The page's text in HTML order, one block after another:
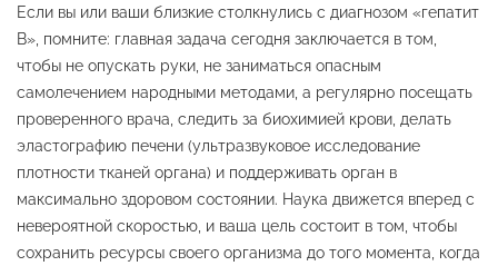
Если вы или ваши близкие столкнулись с диагнозом «гепатит
B», помните: главная задача сегодня заключается в том,
чтобы не опускать руки, не заниматься опасным
самолечением народными методами, а регулярно посещать
проверенного врача, следить за биохимией крови, делать
эластографию печени (ультразвуковое исследование
плотности тканей органа) и поддерживать орган в
максимально здоровом состоянии. Наука движется вперед с
невероятной скоростью, и ваша цель состоит в том, чтобы
сохранить ресурсы своего организма до того момента, когда